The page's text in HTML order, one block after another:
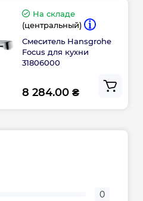
На складе
(центральный)
Смеситель Hansgrohe
Focus для кухни
31806000
8 284.00 ₴
0